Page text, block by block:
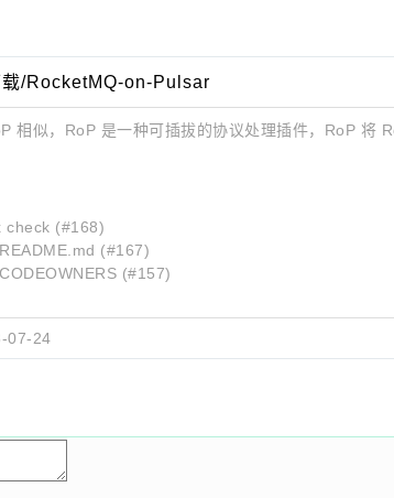
/RocketMQ-on-Pulsar
相似，RoP 是一种可插拔的协议处理插件，RoP
check (#168)
(#167)
(#157)
07-24